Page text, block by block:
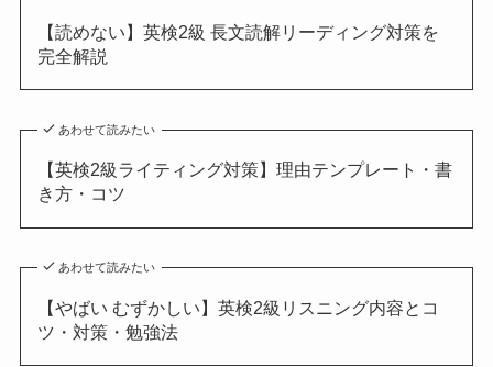
【読めない】英検2級 長文読解リーディング対策を
完全解説
あわせて読みたい
【英検2級ライティング対策】理由テンプレート・書
き方・コツ
あわせて読みたい
【やばい むずかしい】英検2級リスニング内容とコ
ツ・対策・勉強法